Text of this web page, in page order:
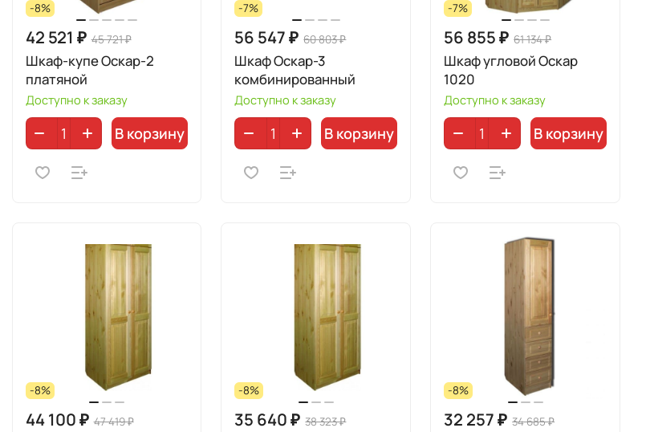
-8%
42 521 ₽ 45 721 ₽
Шкаф-купе Оскар-2
платяной
Доступно к заказу
В корзину
-7%
56 547 ₽ 60 803 ₽
Шкаф Оскар-3
комбинированный
Доступно к заказу
В корзину
-7%
56 855 ₽ 61 134 ₽
Шкаф угловой Оскар
1020
Доступно к заказу
В корзину
-8%
44 100 ₽ 47 419 ₽
-8%
35 640 ₽ 38 323 ₽
-8%
32 257 ₽ 34 685 ₽